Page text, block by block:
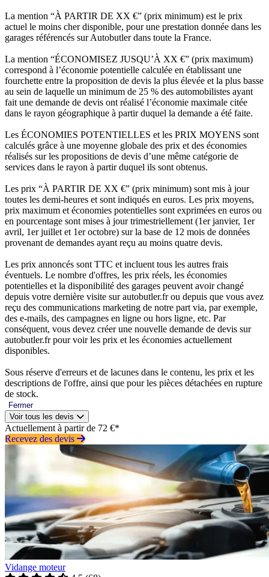
La mention “À PARTIR DE XX €” (prix minimum) est le prix
actuel le moins cher disponible, pour une prestation donnée dans les
garages référencés sur Autobutler dans toute la France.
La mention “ÉCONOMISEZ JUSQU’À XX €” (prix maximum)
correspond à l’économie potentielle calculée en établissant une
fourchette entre la proposition de devis la plus élevée et la plus basse
au sein de laquelle un minimum de 25 % des automobilistes ayant
fait une demande de devis ont réalisé l’économie maximale citée
dans le rayon géographique à partir duquel la demande a été faite.
Les ÉCONOMIES POTENTIELLES et les PRIX MOYENS sont
calculés grâce à une moyenne globale des prix et des économies
réalisés sur les propositions de devis d’une même catégorie de
services dans le rayon à partir duquel ils sont obtenus.
Les prix “À PARTIR DE XX €” (prix minimum) sont mis à jour
toutes les demi-heures et sont indiqués en euros. Les prix moyens,
prix maximum et économies potentielles sont exprimées en euros ou
en pourcentage sont mises à jour trimestriellement (1er janvier, 1er
avril, 1er juillet et 1er octobre) sur la base de 12 mois de données
provenant de demandes ayant reçu au moins quatre devis.
Les prix annoncés sont TTC et incluent tous les autres frais
éventuels. Le nombre d'offres, les prix réels, les économies
potentielles et la disponibilité des garages peuvent avoir changé
depuis votre dernière visite sur autobutler.fr ou depuis que vous avez
reçu des communications marketing de notre part via, par exemple,
des e-mails, des campagnes en ligne ou hors ligne, etc. Par
conséquent, vous devez créer une nouvelle demande de devis sur
autobutler.fr pour voir les prix et les économies actuellement
disponibles.
Sous réserve d'erreurs et de lacunes dans le contenu, les prix et les
descriptions de l'offre, ainsi que pour les pièces détachées en rupture
de stock.
Fermer
Voir tous les devis
Actuellement à partir de 72 €*
Recevez des devis
Vidange moteur